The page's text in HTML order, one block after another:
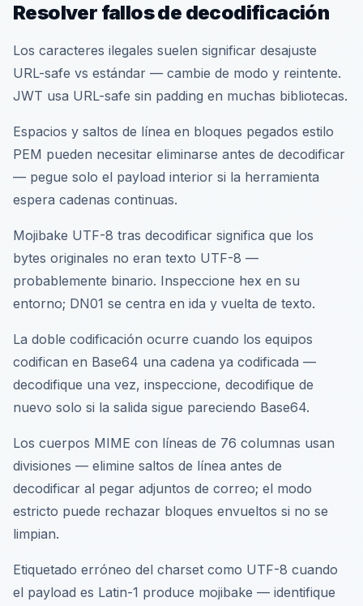
Resolver fallos de decodificación
Los caracteres ilegales suelen significar desajuste
URL-safe vs estándar — cambie de modo y reintente.
JWT usa URL-safe sin padding en muchas bibliotecas.
Espacios y saltos de línea en bloques pegados estilo
PEM pueden necesitar eliminarse antes de decodificar
— pegue solo el payload interior si la herramienta
espera cadenas continuas.
Mojibake UTF-8 tras decodificar significa que los
bytes originales no eran texto UTF-8 —
probablemente binario. Inspeccione hex en su
entorno; DN01 se centra en ida y vuelta de texto.
La doble codificación ocurre cuando los equipos
codifican en Base64 una cadena ya codificada —
decodifique una vez, inspeccione, decodifique de
nuevo solo si la salida sigue pareciendo Base64.
Los cuerpos MIME con líneas de 76 columnas usan
divisiones — elimine saltos de línea antes de
decodificar al pegar adjuntos de correo; el modo
estricto puede rechazar bloques envueltos si no se
limpian.
Etiquetado erróneo del charset como UTF-8 cuando
el payload es Latin-1 produce mojibake — identifique